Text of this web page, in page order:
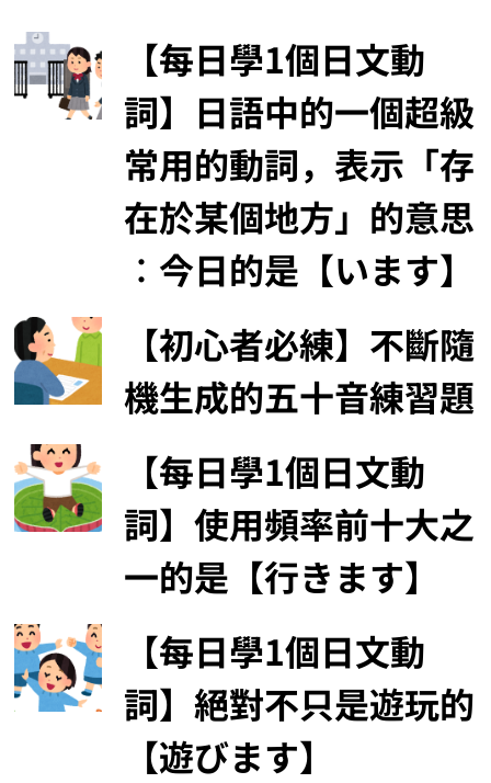
【每日學1個日文動
詞】日語中的一個超級
常用的動詞，表示「存
在於某個地方」的意思
︰今日的是【います】
【初心者必練】不斷隨
機生成的五十音練習題
【每日學1個日文動
詞】使用頻率前十大之
一的是【行きます】
【每日學1個日文動
詞】絕對不只是遊玩的
【遊びます】